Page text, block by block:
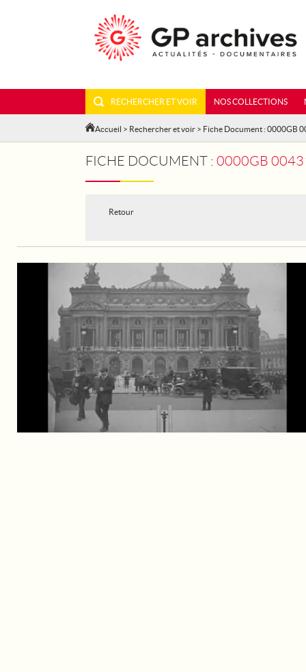
RECHERCHER ET VOIR NOS COLLECTIONS
Accueil > Rechercher et voir > Fiche Document : 0000GB
FICHE DOCUMENT : 0000GB
Retour